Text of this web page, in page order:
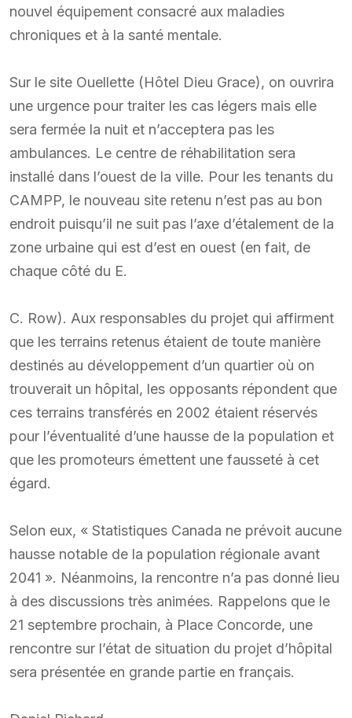
nouvel équipement consacré aux maladies
chroniques et à la santé mentale.
Sur le site Ouellette (Hôtel Dieu Grace), on ouvrira
une urgence pour traiter les cas légers mais elle
sera fermée la nuit et n’acceptera pas les
ambulances. Le centre de réhabilitation sera
installé dans l’ouest de la ville. Pour les tenants du
CAMPP, le nouveau site retenu n’est pas au bon
endroit puisqu’il ne suit pas l’axe d’étalement de la
zone urbaine qui est d’est en ouest (en fait, de
chaque côté du E.
C. Row). Aux responsables du projet qui affirment
que les terrains retenus étaient de toute manière
destinés au développement d’un quartier où on
trouverait un hôpital, les opposants répondent que
ces terrains transférés en 2002 étaient réservés
pour l’éventualité d’une hausse de la population et
que les promoteurs émettent une fausseté à cet
égard.
Selon eux, « Statistiques Canada ne prévoit aucune
hausse notable de la population régionale avant
2041 ». Néanmoins, la rencontre n’a pas donné lieu
à des discussions très animées. Rappelons que le
21 septembre prochain, à Place Concorde, une
rencontre sur l’état de situation du projet d’hôpital
sera présentée en grande partie en français.